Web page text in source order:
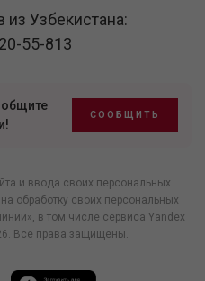
Узбекистана:
55-813
СООБЩИТЬ
и ввода своих персональных
обработку своих персональных
в том числе сервиса Yandex
Все права защищены.